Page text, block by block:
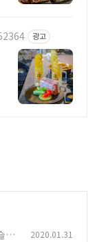
광고
립
2020.01.31